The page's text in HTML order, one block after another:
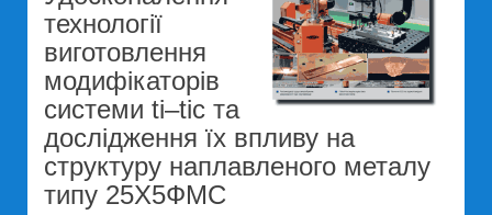
технології
виготовлення
модифікаторів
системи ti–tic та
дослідження їх впливу на
структуру наплавленого металу
типу 25Х5ФМС